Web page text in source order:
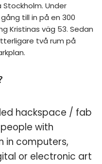
Under
till in på en 300
Kristinas väg 53. Sedan
två rum på
hackspace / fab
with
in computers,
or electronic art